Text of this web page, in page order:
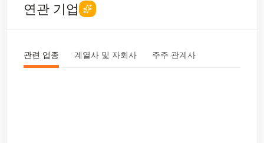
연관 기업
관련 업종 계열사 및 자회사 주주 관계사